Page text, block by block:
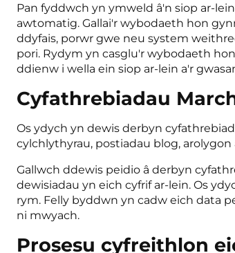
Pan fyddwch yn ymweld â'n siop ar-
awtomatig. Gallai'r wybodaeth hon
ddyfais, porwr gwe neu system
pori. Rydym yn casglu'r wybodaeth
ddienw i wella ein siop ar-lein a'r
Cyfathrebiadau
Os ydych yn dewis derbyn
cylchlythyrau, postiadau blog,
Gallwch ddewis peidio â derbyn
dewisiadau yn eich cyfrif ar-lein. Os
rym. Felly byddwn yn cadw eich data
ni mwyach.
Prosesu cyfreithlon